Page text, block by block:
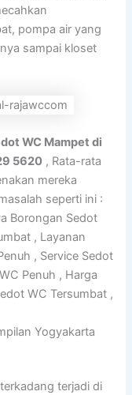
pompa air yang
sampai kloset
WC Mampet di
5620 , Rata-rata
mereka
seperti ini :
Borongan Sedot
, Layanan
, Service Sedot
Penuh , Harga
WC Tersumbat ,
Yogyakarta
terjadi di